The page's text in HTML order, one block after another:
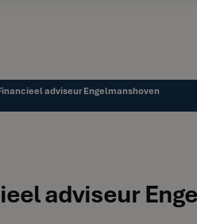
adviseur Engelmanshoven
adviseur